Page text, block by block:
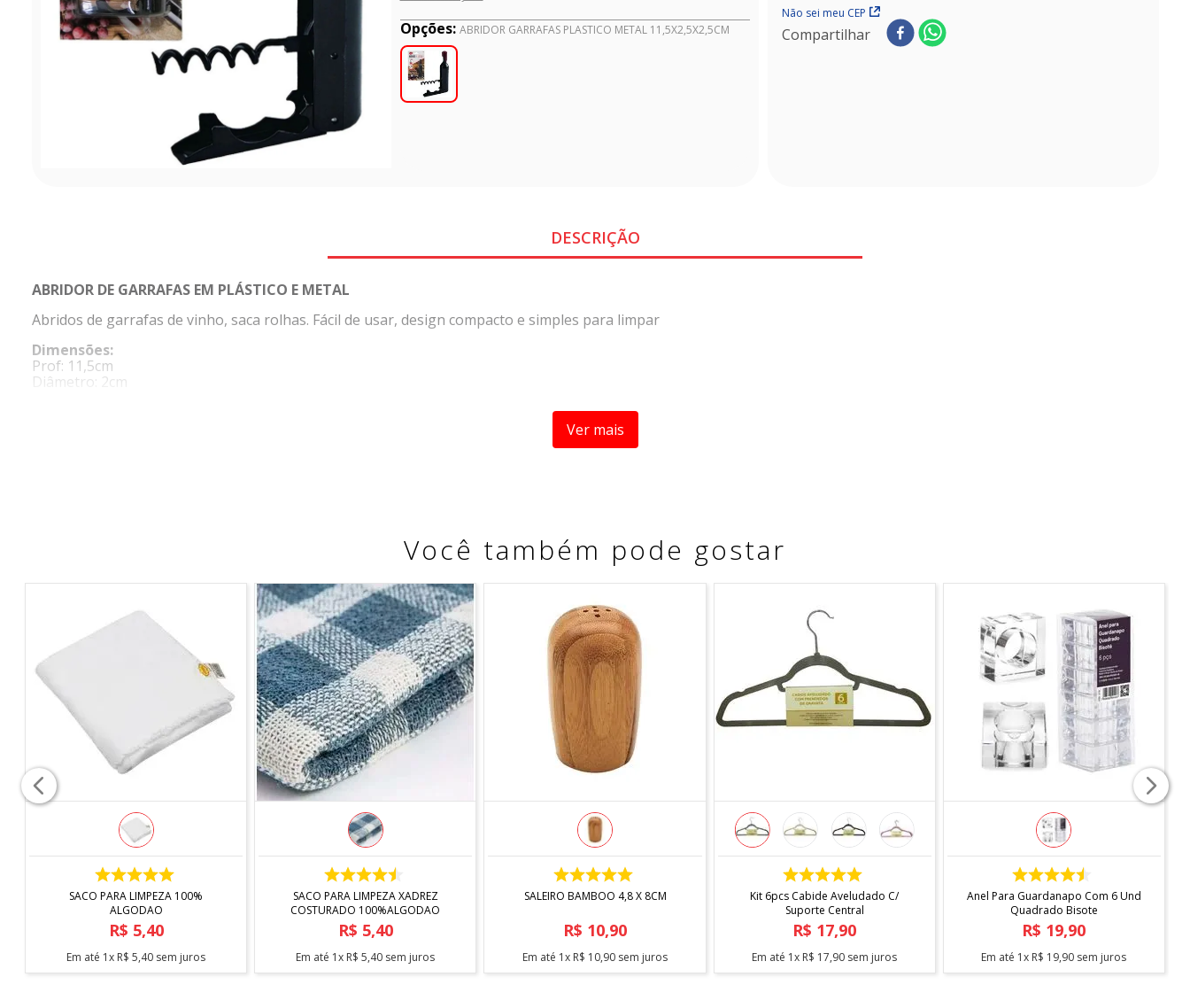
Opções: ABRIDOR GARRAFAS PLASTICO METAL 11,5X2,5X2,5CM
Não sei meu CEP
Compartilhar
DESCRIÇÃO
ABRIDOR DE GARRAFAS EM PLÁSTICO E METAL
Abridos de garrafas de vinho, saca rolhas. Fácil de usar, design compacto e simples para limpar
Dimensões:
Prof: 11,5cm
Diâmetro: 2cm
Cuidado ao manusear, objetos cortantes e perfurantes. Mantenha-os sempre fora do alcance das crianças.
Ver mais
Você também pode gostar
COMPRAR
SACO PARA LIMPEZA 100%
ALGODAO
R$ 5,40
Em até 1x R$ 5,40 sem juros
COMPRAR
SACO PARA LIMPEZA XADREZ
COSTURADO 100%ALGODAO
R$ 5,40
Em até 1x R$ 5,40 sem juros
COMPRAR
SALEIRO BAMBOO 4,8 X 8CM
R$ 10,90
Em até 1x R$ 10,90 sem juros
COMPRAR
Kit 6pcs Cabide Aveludado C/
Suporte Central
R$ 17,90
Em até 1x R$ 17,90 sem juros
COMPRAR
Anel Para Guardanapo Com 6 Und
Quadrado Bisote
R$ 19,90
Em até 1x R$ 19,90 sem juros